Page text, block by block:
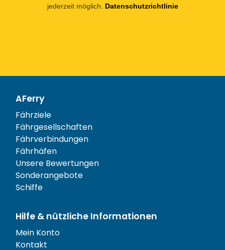
jederzeit möglich.
Datenschutzrichtlinie
AFerry
Fährziele
Fährgesellschaften
Fährverbindungen
Fährhäfen
Unsere Bewertungen
Sonderangebote
Schiffe
Hilfe & nützliche Informationen
Mein Konto
Kontakt